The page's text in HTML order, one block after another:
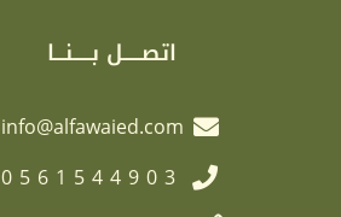
اتصـــــل بـــــنـــا
info@alfawaied.com
0561544903